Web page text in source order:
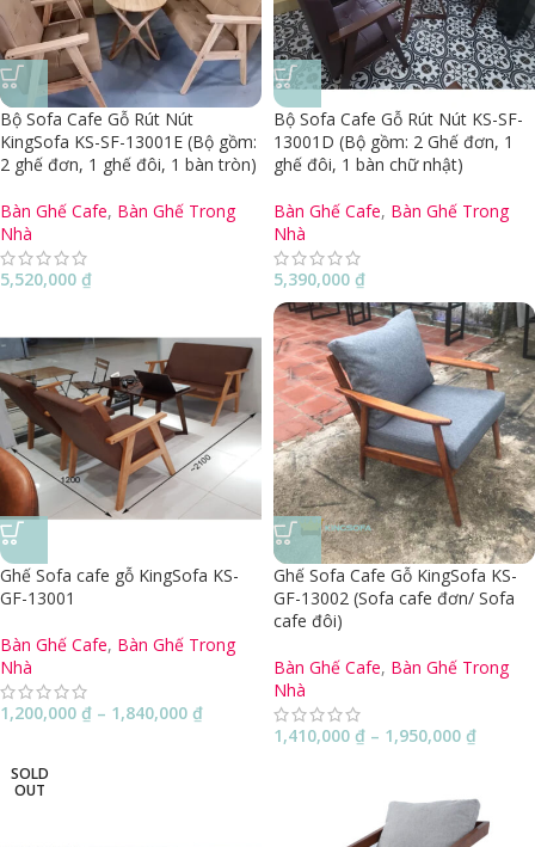
Bộ Sofa Cafe Gỗ Rút Nút
KingSofa KS-SF-13001E (Bộ gồm:
2 ghế đơn, 1 ghế đôi, 1 bàn tròn)
Bàn Ghế Cafe, Bàn Ghế Trong
Nhà
5,520,000 ₫
Bộ Sofa Cafe Gỗ Rút Nút KS-SF-
13001D (Bộ gồm: 2 Ghế đơn, 1
ghế đôi, 1 bàn chữ nhật)
Bàn Ghế Cafe, Bàn Ghế Trong
Nhà
5,390,000 ₫
Ghế Sofa cafe gỗ KingSofa KS-
GF-13001
Bàn Ghế Cafe, Bàn Ghế Trong
Nhà
1,200,000 ₫ – 1,840,000 ₫
Ghế Sofa Cafe Gỗ KingSofa KS-
GF-13002 (Sofa cafe đơn/ Sofa
cafe đôi)
Bàn Ghế Cafe, Bàn Ghế Trong
Nhà
1,410,000 ₫ – 1,950,000 ₫
SOLD
OUT